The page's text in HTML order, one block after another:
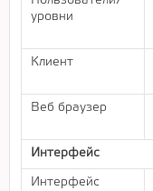
уровни
Клиент
Веб браузер
Интерфейс
Интерфейс